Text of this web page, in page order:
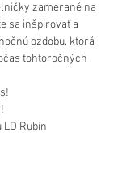
zamerané na
sa inšpirovať a
ozdobu, ktorá
tohtoročných
LD Rubín